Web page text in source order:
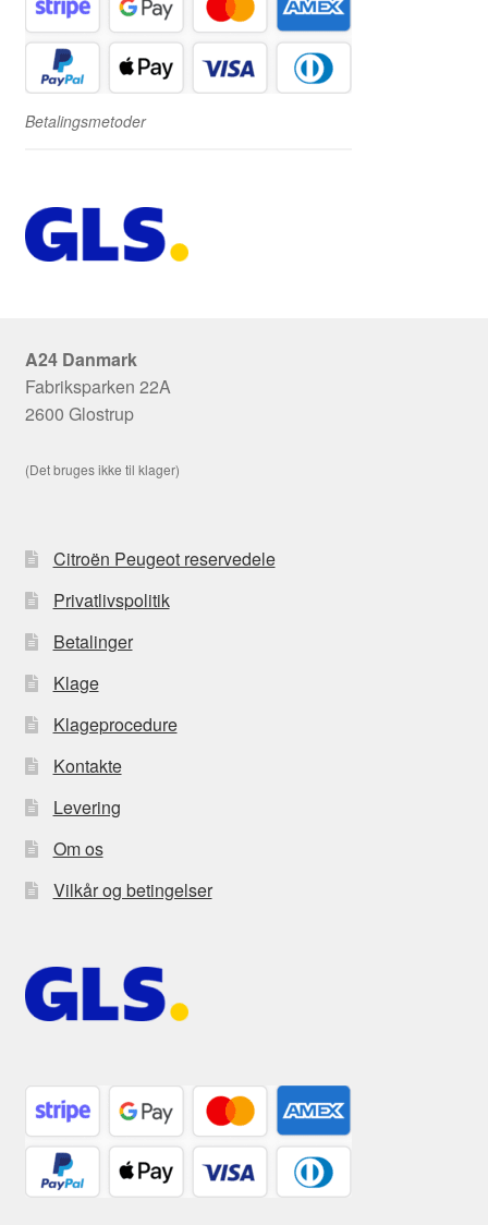
Betalingsmetoder
A24 Danmark
Fabriksparken 22A
2600 Glostrup
(Det bruges ikke til klager)
Citroën Peugeot reservedele
Privatlivspolitik
Betalinger
Klage
Klageprocedure
Kontakte
Levering
Om os
Vilkår og betingelser